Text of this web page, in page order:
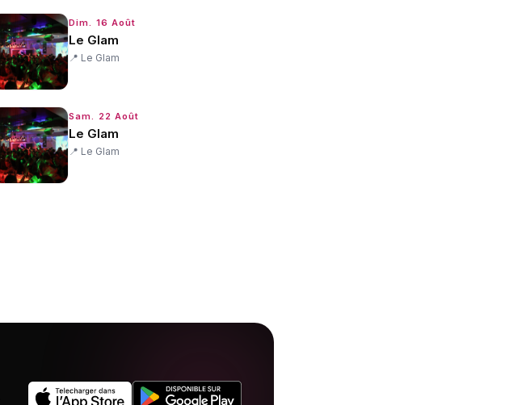
Dim. 16 Août
Le Glam
📍 Le Glam
Sam. 22 Août
Le Glam
📍 Le Glam